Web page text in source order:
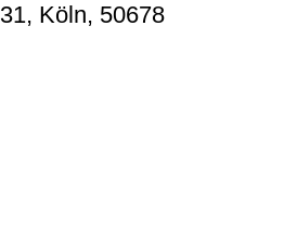
Köln, 50678